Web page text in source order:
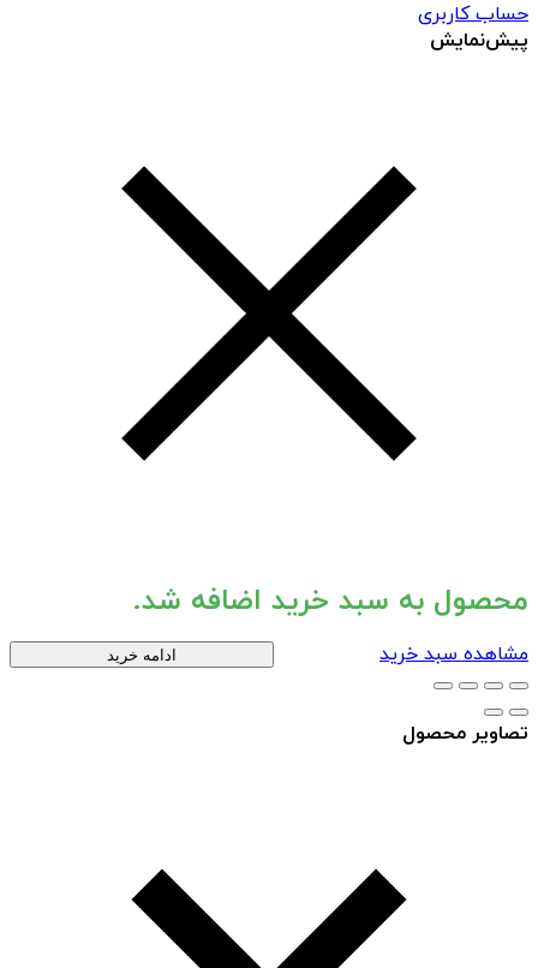
حساب کاربری
پیش‌نمایش
محصول به سبد خرید اضافه شد.
مشاهده سبد خرید ادامه خرید
تصاویر محصول